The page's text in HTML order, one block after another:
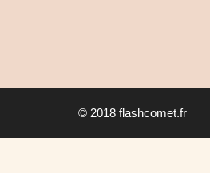
© 2018 flashcomet.fr